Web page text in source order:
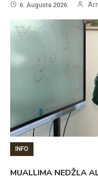
6. Augusta 2026.
INFO
MUALLIMA NEDŽLA